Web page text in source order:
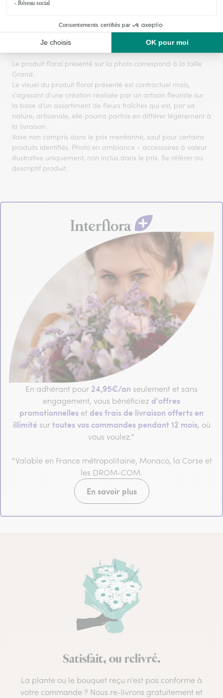
Le produit floral présenté sur la photo correspond à la taille
Grand.
Le visuel du produit floral présenté est contractuel mais,
s'agissant d'une création réalisée par un artisan fleuriste sur
la base d’un assortiment de fleurs fraîches qui est, par sa
nature, artisanale, elle pourra parfois en différer légèrement à
la livraison.
Vase non compris dans le prix mentionné, sauf pour certains
produits identifiés. Photo en ambiance - accessoires à valeur
illustrative uniquement, non inclus dans le prix. Se référer au
descriptif produit.
En adhérant pour 24,95€/an seulement et sans
engagement, vous bénéficiez d'offres
promotionnelles et des frais de livraison offerts en
illimité surtoutes vos commandes pendant 12 mois, où
vous voulez.*
*Valable en France métropolitaine, Monaco, la Corse et
les DROM-COM.
En savoir plus
Satisfait, ou relivré.
La plante ou le bouquet reçu n'est pas conforme à
votre commande ? Nous re-livrons gratuitement et